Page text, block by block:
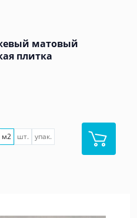
матовый
плитка
м2 шт. упак.